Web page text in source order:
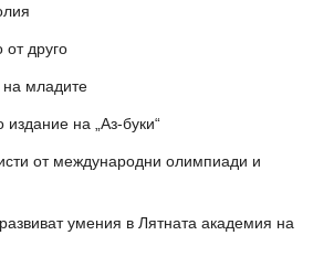
от друго
на младите
на „Аз-буки“
от международни олимпиади и
умения в Лятната академия на